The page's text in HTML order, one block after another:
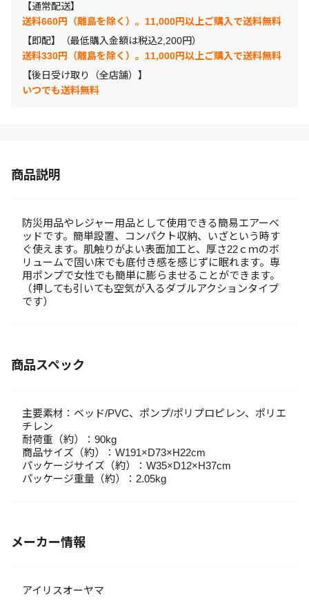
【通常配送】
送料660円（離島を除く）。11,000円以上ご購入で送料無料
【即配】（最低購入金額は税込2,200円）
送料330円（離島を除く）。11,000円以上ご購入で送料無料
【後日受け取り（全店舗）】
いつでも送料無料
商品説明
防災用品やレジャー用品として使用できる簡易エアーベ
ッドです。簡単設置、コンパクト収納、いざという時す
ぐ使えます。肌触りがよい表面加工と、厚さ22ｃｍのボ
リュームで固い床でも底付き感を感じずに眠れます。専
用ポンプで女性でも簡単に膨らませることができます。
（押しても引いても空気が入るダブルアクションタイプ
です）
商品スペック
主要素材：ベッド/PVC、ポンプ/ポリプロピレン、ポリエ
チレン
耐荷重（約）：90kg
商品サイズ（約）：W191×D73×H22cm
パッケージサイズ（約）：W35×D12×H37cm
パッケージ重量（約）：2.05kg
メーカー情報
アイリスオーヤマ